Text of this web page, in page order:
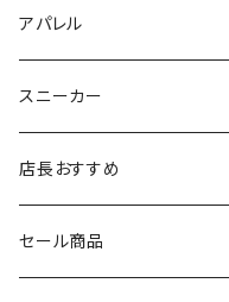
MIZUNO（ミズノ）
THE NORTH FACE
SPRINTS
VIKING（ヴィーキング）
MIZUNO
new balance
PUMA
HYBEX
VIKING
adidas
MIZUNO
インソール
シダス
ソックス
FOOTMAX
NISHI
ポーチ
SAYSKY
キャップ
アパレル
SAYSKY
THE NORTH FACE
スニーカー
THE NORTH FACE
店長おすすめ
セール商品